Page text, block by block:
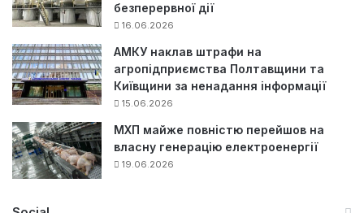
безперервної дії
16.06.2026
АМКУ наклав штрафи на
агропідприємства Полтавщини та
Київщини за ненадання інформації
15.06.2026
МХП майже повністю перейшов на
власну генерацію електроенергії
19.06.2026